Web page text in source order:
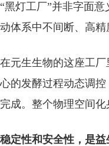
“黑灯工厂”并非字面
动体系中不间断、高精
在元生生物的这座工
心的发酵过程动态调
完成。整个物理空间
稳定性和安全性 ，是益